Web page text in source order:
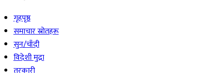
गृहपृष्ठ
समाचार स्रोतहरू
सुन/चाँदी
विदेशी मुद्रा